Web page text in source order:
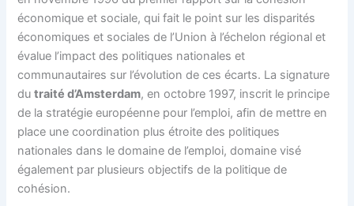
économique et sociale, qui fait le point sur les disparités
économiques et sociales de l’Union à l’échelon régional et
évalue l’impact des politiques nationales et
communautaires sur l’évolution de ces écarts. La signature
dutraité d’Amsterdam, en octobre 1997, inscrit le principe
de la stratégie européenne pour l’emploi, afin de mettre en
place une coordination plus étroite des politiques
nationales dans le domaine de l’emploi, domaine visé
également par plusieurs objectifs de la politique de
cohésion.